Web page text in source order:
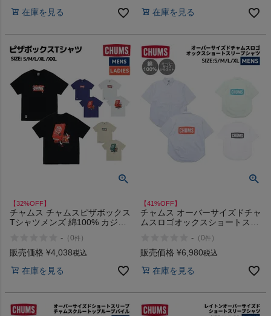
在庫を見る
ウトレット セール
在庫を見る
【32%OFF】
チャムス チャムスピザボックス
Tシャツメンズ 綿100% カジュ
ャツ USAコットン イラスト プ
リント CHUMS Pizza Box T-
- （0件 ）
販売価格 ¥4,038税込
在庫を見る
【41%OFF】
チャムス オーバーサイズドチャ
ムスロゴオックスショートスリ
アウトドア 半袖 シャツ フルボ
タン CHUMS アウトレット セ
- （0件 ）
販売価格 ¥6,980税込
在庫を見る